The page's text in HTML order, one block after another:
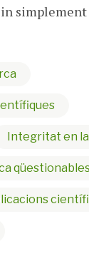
simplement
Integritat en
qüestionables